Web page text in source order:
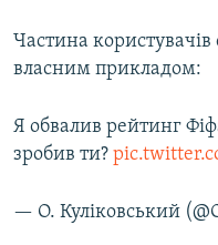
Частина
власним прикладом:
Я обвалив рейтинг
зробив ти?
— О. Куліковський